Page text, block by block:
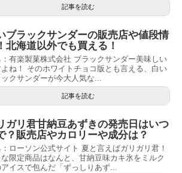
記事を読む
ブラックサンダーの販売店や値段情
北海道以外でも買える！
有楽製菓株式会社 ブラックサンダー美味しい
ね！ そのホワイトチョコ版とも言える、白い
ックサンダーが今大人気な...
記事を読む
ガリ君甘納豆あずきの発売日はいつ
？販売店やカロリーや成分は？
ローソン公式サイト 夏と言えばガリガリ君！
な限定商品はなんと、甘納豆味カキ氷をミルク
イスで包んだ「ずっしりあず...